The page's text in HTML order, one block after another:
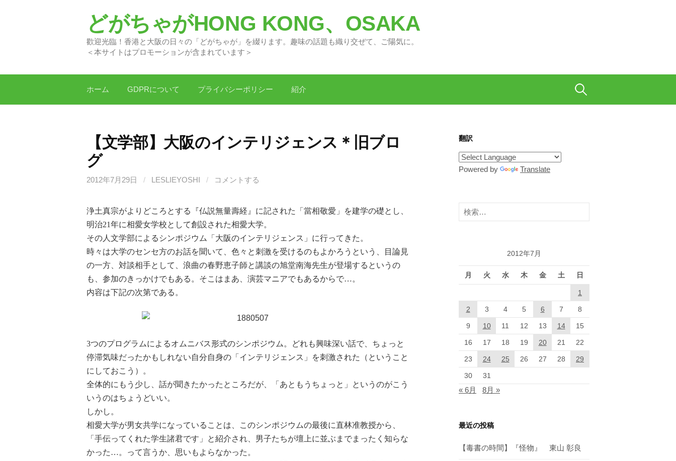
へ
どがちゃがHONG KONG、OSAKA
歡迎光臨！香港と大阪の日々の「どがちゃが」を綴ります。趣味の話題も織り交ぜて、ご陽気に。
＜本サイトはプロモーションが含まれています＞
ホーム GDPRについて プライバシーポリシー 紹介 検
【文学部】大阪のインテリジェンス＊旧ブロ
グ
2012年7月29日 / LESLIEYOSHI / コメントする
浄土真宗がよりどころとする『仏説無量壽経』に記された「當相敬愛」を建学の礎とし、
明治21年に相愛女学校として創設された相愛大学。
その人文学部によるシンポジウム「大阪のインテリジェンス」に行ってきた。
時々は大学のセンセ方のお話を聞いて、色々と刺激を受けるのもよかろうという、目論見
の一方、対談相手として、浪曲の春野恵子師と講談の旭堂南海先生が登場するというの
も、参加のきっかけでもある。そこはまあ、演芸マニアでもあるからで…。
内容は下記の次第である。
3つのプログラムによるオムニバス形式のシンポジウム。どれも興味深い話で、ちょっと
停滞気味だったかもしれない自分自身の「インテリジェンス」を刺激された（ということ
にしておこう）。
全体的にもう少し、話が聞きたかったところだが、「あともうちょっと」というのがこう
いうのはちょうどいい。
しかし。
相愛大学が男女共学になっていることは、このシンポジウムの最後に直林准教授から、
「手伝ってくれた学生諸君です」と紹介され、男子たちが壇上に並ぶまでまったく知らな
かった…。って言うか、思いもよらなかった。
翻訳
Powered by Translate
検
索:
2012年7月
月 火 水 木 金 土 日
1
2 3 4 5 6 7 8
9 10 11 12 13 14 15
16 17 18 19 20 21 22
23 24 25 26 27 28 29
30 31
« 6月 8月 »
最近の投稿
【毒書の時間】『怪物』 東山 彰良